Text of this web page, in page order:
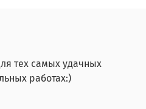
тех самых удачных
работах:)